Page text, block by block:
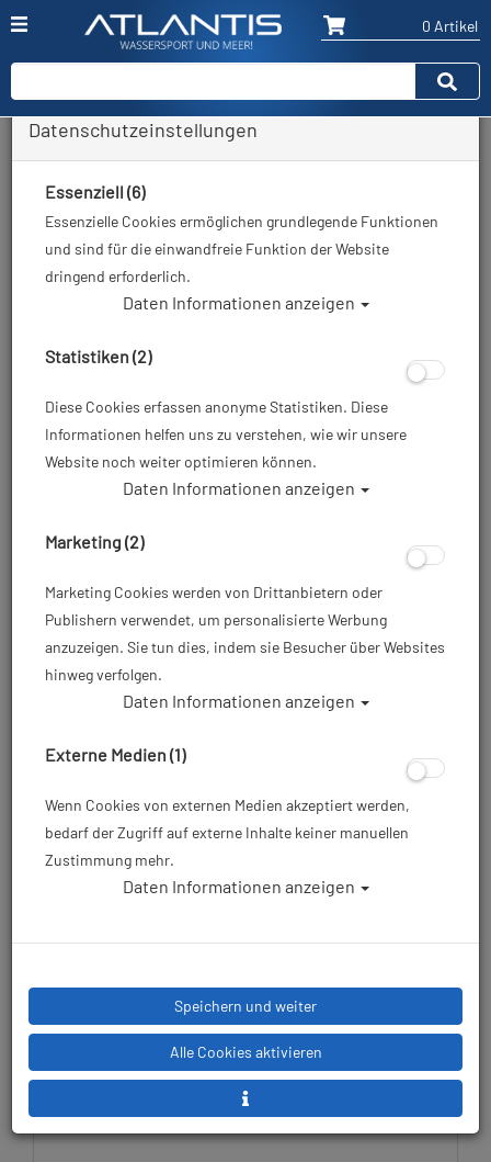
0 Artikel
Zurück
Herren - Gr: 2XL
65,60 €*
Werktagen, der Artikel ist
Datenschutzeinstellungen
Essenziell (6)
Essenzielle Cookies ermöglichen grundlegende Funktionen
und sind für die einwandfreie Funktion der Website
dringend erforderlich.
Daten Informationen anzeigen
Statistiken (2)
Diese Cookies erfassen anonyme Statistiken. Diese
Informationen helfen uns zu verstehen, wie wir unsere
Website noch weiter optimieren können.
Daten Informationen anzeigen
Marketing (2)
Marketing Cookies werden von Drittanbietern oder
Publishern verwendet, um personalisierte Werbung
anzuzeigen. Sie tun dies, indem sie Besucher über Websites
hinweg verfolgen.
Daten Informationen anzeigen
Externe Medien (1)
Wenn Cookies von externen Medien akzeptiert werden,
bedarf der Zugriff auf externe Inhalte keiner manuellen
Zustimmung mehr.
Daten Informationen anzeigen
Speichern und weiter
Alle Cookies aktivieren